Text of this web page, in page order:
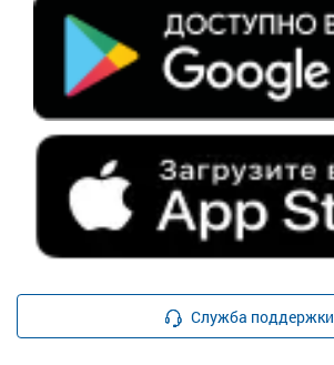
Служба поддержки